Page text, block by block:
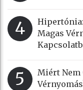
4
Magas
5
Miért Nem